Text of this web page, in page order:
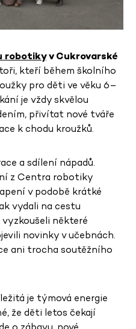
robotikyv Cukrovarské
kteří během školního
pro děti ve věku 6–
je vždy skvělou
přivítat nové tváře
k chodu kroužků.
a sdílení nápadů.
z Centra robotiky
v podobě krátké
vydali na cestu
některé
novinky v učebnách.
ani trocha soutěžního
je týmová energie
že děti letos čekají